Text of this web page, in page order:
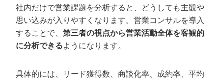
社内だけで営業課題を分析すると、どうしても主観や
思い込みが入りやすくなります。営業コンサルを導入
することで、 第三者の視点から営業活動全体を客観的
に分析できるようになります。
具体的には、リード獲得数、商談化率、成約率、平均